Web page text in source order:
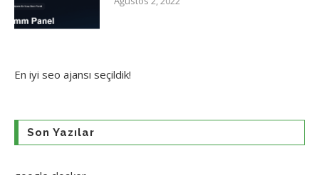
En iyi seo ajansı seçildik!
Son Yazılar